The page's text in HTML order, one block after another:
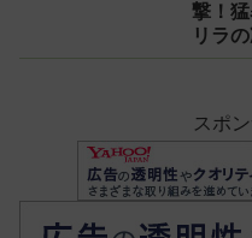
撃！
リラの
スポ